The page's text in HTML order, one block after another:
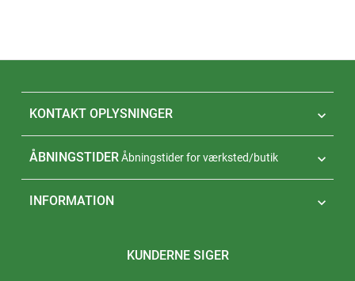
KONTAKT OPLYSNINGER 
ÅBNINGSTIDER 
Åbningstider for værksted/butik
INFORMATION 
KUNDERNE SIGER